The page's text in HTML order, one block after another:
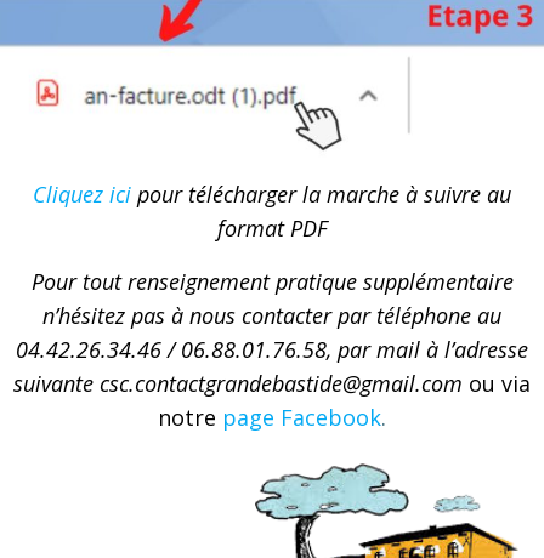
Cliquez ici pour télécharger la marche à suivre au
format PDF
Pour tout renseignement pratique supplémentaire
n’hésitez pas à nous contacter par téléphone au
04.42.26.34.46 / 06.88.01.76.58, par mail à l’adresse
suivante csc.contactgrandebastide@gmail.com ou via
notre page Facebook.